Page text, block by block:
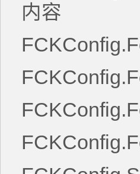
内容